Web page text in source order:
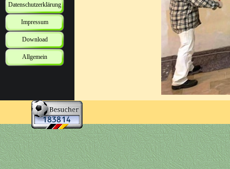
Datenschutzerklärung
Impressum
Download
Allgemein